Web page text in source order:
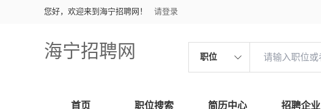
您好，欢迎来到海宁招聘网！ 请登录
海宁招聘网 职位
首页 职位搜索 简历中心 招聘企业